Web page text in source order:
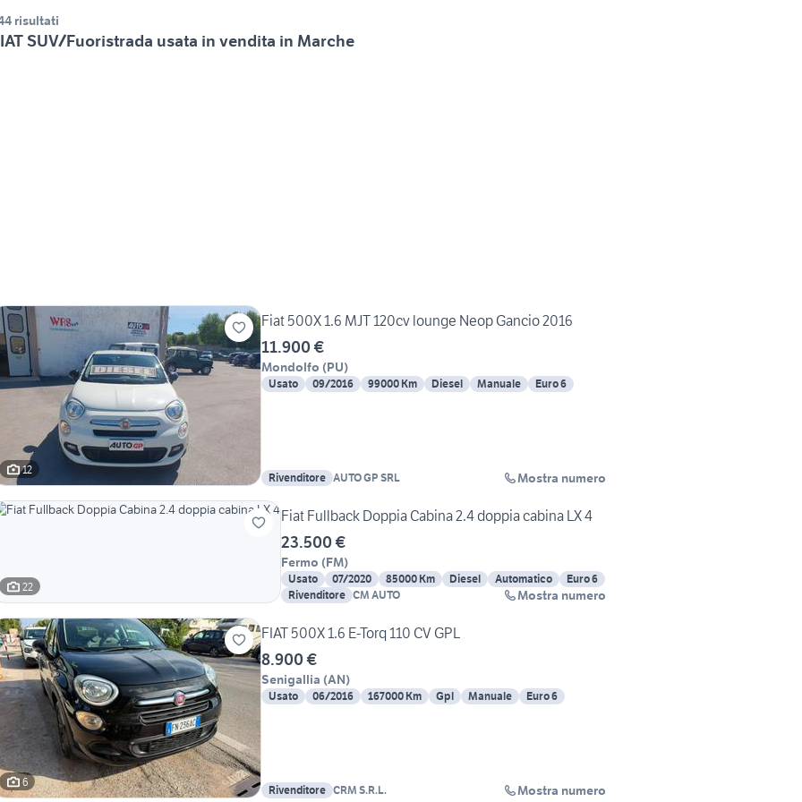
risultati
SUV/Fuoristrada usata in vendita in Marche
12
Fiat 500X 1.6 MJT 120cv lounge Neop Gancio 2016
11.900 €
Mondolfo (PU)
Usato 09/2016 99000 Km Diesel Manuale Euro 6
Rivenditore AUTO GP SRL Mostra numero
22
Fiat Fullback Doppia Cabina 2.4 doppia cabina LX 4
23.500 €
Fermo (FM)
Usato 07/2020 85000 Km Diesel Automatico
Euro 6
Rivenditore CM AUTO Mostra numero
6
FIAT 500X 1.6 E-Torq 110 CV GPL
8.900 €
Senigallia (AN)
Usato 06/2016 167000 Km Gpl Manuale Euro 6
Rivenditore CRM S.R.L. Mostra numero